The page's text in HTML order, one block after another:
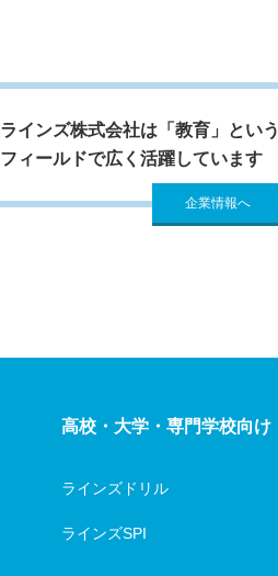
ラインズ株式会社は「教育」という
フィールドで広く活躍しています
企業情報へ
高校・大学・専門学校向け
ラインズドリル
ラインズSPI